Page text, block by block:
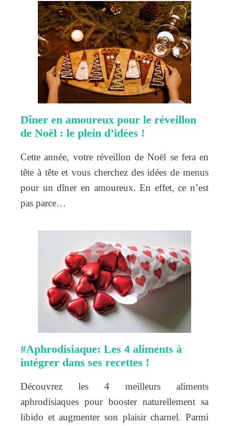
Dîner en amoureux pour le réveillon
de Noël : le plein d’idées !
Cette année, votre réveillon de Noël se fera en
tête à tête et vous cherchez des idées de menus
pour un dîner en amoureux. En effet, ce n’est
pas parce…
#Aphrodisiaque: Les 4 aliments à
intégrer dans ses recettes !
Découvrez les 4 meilleurs aliments
aphrodisiaques pour booster naturellement sa
libido et augmenter son plaisir charnel. Parmi